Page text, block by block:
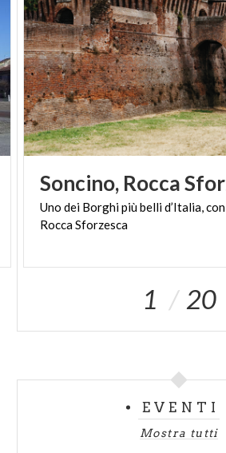
Soncino, Rocca
Uno dei Borghipiùbellid’Italia, con
RoccaSforzesca
1 20
EVENTI
Mostra tutti